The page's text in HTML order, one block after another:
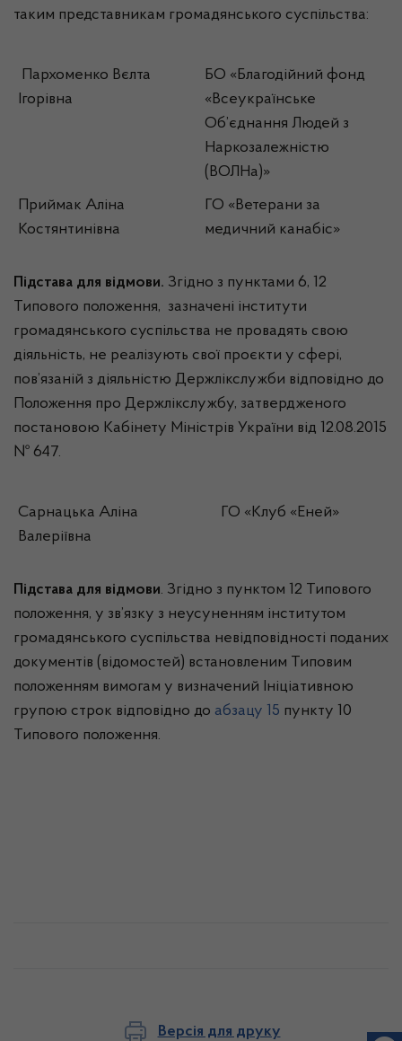
таким представникам громадянського суспільства:
Пархоменко Вєлта
Ігорівна
БО «Благодійний фонд
«Всеукраїнське
Об’єднання Людей з
Наркозалежністю
(ВОЛНа)»
Приймак Аліна
Костянтинівна
ГО «Ветерани за
медичний канабіс»
Підстава для відмови. Згідно з пунктами 6, 12
Типового положення, зазначені інститути
громадянського суспільства не провадять свою
діяльність, не реалізують свої проєкти у сфері,
пов’язаній з діяльністю Держлікслужби відповідно до
Положення про Держлікслужбу, затвердженого
постановою Кабінету Міністрів України від 12.08.2015
№ 647.
Сарнацька Аліна
Валеріївна
ГО «Клуб «Еней»
Підстава для відмови. Згідно з пунктом 12 Типового
положення, у зв’язку з неусуненням інститутом
громадянського суспільства невідповідності поданих
документів (відомостей) встановленим Типовим
положенням вимогам у визначений Ініціативною
групою строк відповідно до абзацу 15 пункту 10
Типового положення.
Версія для друку